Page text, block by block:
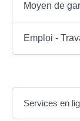
Moyen de
Emploi -
Services en